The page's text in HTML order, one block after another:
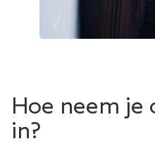
Hoe neem je
in?